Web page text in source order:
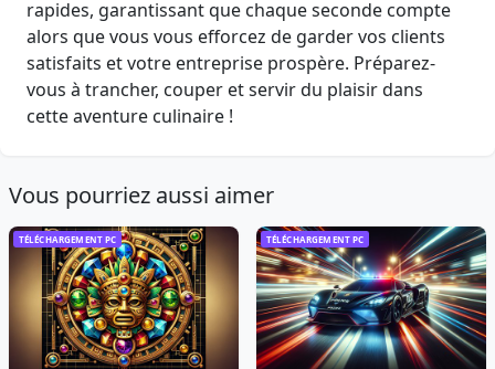
rapides, garantissant que chaque seconde compte
alors que vous vous efforcez de garder vos clients
satisfaits et votre entreprise prospère. Préparez-
vous à trancher, couper et servir du plaisir dans
cette aventure culinaire !
Vous pourriez aussi aimer
TÉLÉCHARGEMENT PC TÉLÉCHARGEMENT PC